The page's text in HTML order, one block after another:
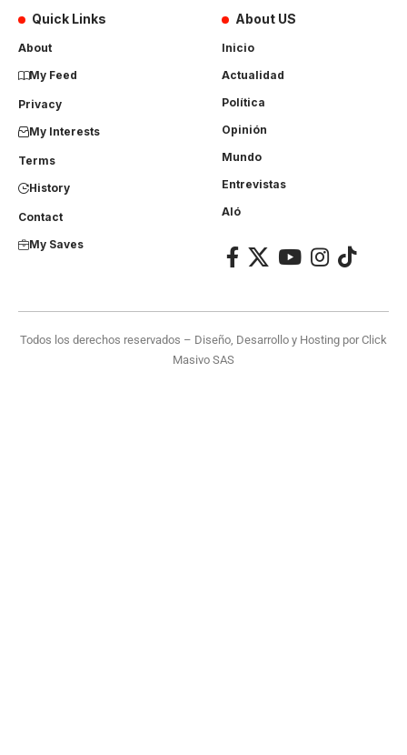
Quick Links
About
My Feed
Privacy
My Interests
Terms
History
Contact
My Saves
About US
Inicio
Actualidad
Política
Opinión
Mundo
Entrevistas
Aló
Todos los derechos reservados – Diseño, Desarrollo y Hosting porClick
Masivo SAS